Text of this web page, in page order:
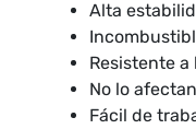
Alta
Resistente a
No lo
Fácil de